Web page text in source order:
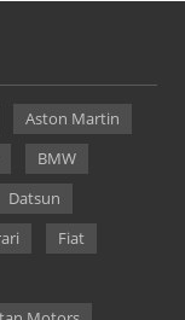
Aston Martin
BMW
Datsun
Fiat